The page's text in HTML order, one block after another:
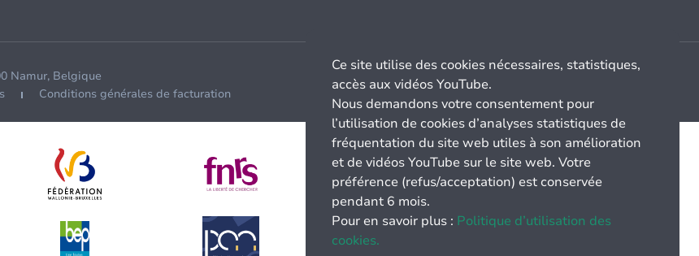
Namur, Belgique
Conditions générales de facturation
Ce site utilise des cookies nécessaires, statistiques,
accès aux vidéos YouTube.
Nous demandons votre consentement pour
l’utilisation de cookies d’analyses statistiques de
fréquentation du site web utiles à son amélioration
et de vidéos YouTube sur le site web. Votre
préférence (refus/acceptation) est conservée
pendant 6 mois.
Pour en savoir plus : Politique d’utilisation des
cookies.